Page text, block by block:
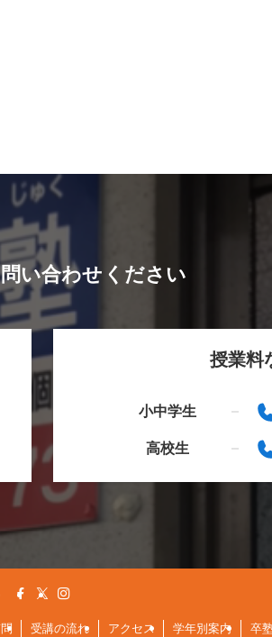
い合わせください
授業料
小中学生
高校生
受講の流れ アクセス 学年別案内 卒